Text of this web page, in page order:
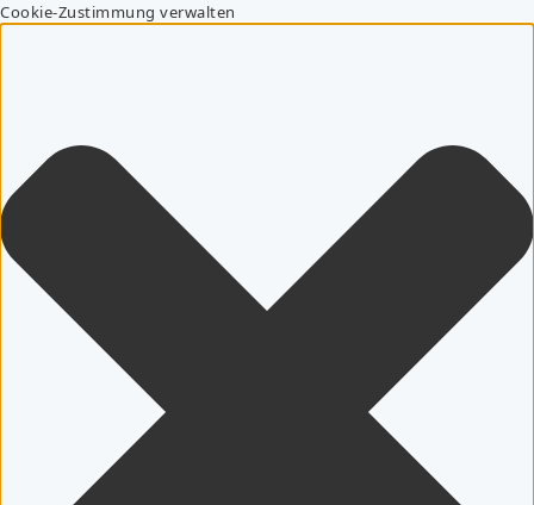
Cookie-Zustimmung verwalten